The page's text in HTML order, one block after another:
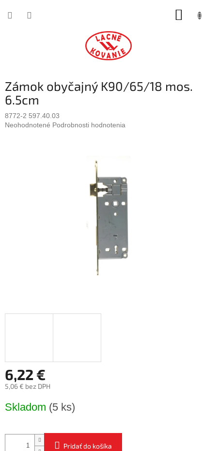
Zámok obyčajný K90/65/18 mos.
6.5cm
8772-2 597.40.03
Priemerné
Neohodnotené Podrobnosti hodnotenia
6,22 €
5,06 € bez DPH
cena:
Skladom (5 ks)
Pridať do košíka